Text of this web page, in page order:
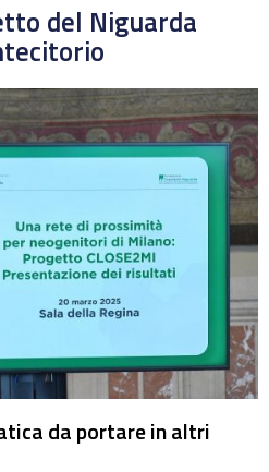
del Niguarda
da portare in altri